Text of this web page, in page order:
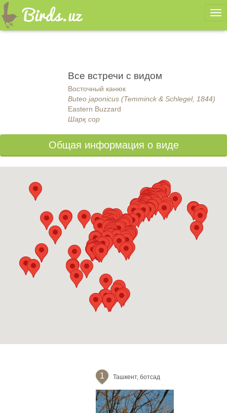
Все встречи с видом
Восточный канюк
Buteo japonicus (Temminck & Schlegel, 1844)
Eastern Buzzard
Шарқ сор
Общая информация о виде
1 Ташкент, ботсад